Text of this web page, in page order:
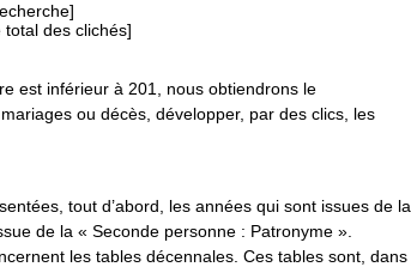
des clichés]
est inférieur à 201, nous obtiendrons le
ou décès, développer, par des clics, les
tout d’abord, les années qui sont issues de la
de la « Seconde personne : Patronyme ».
les tables décennales. Ces tables sont, dans